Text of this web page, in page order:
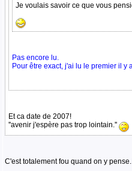
Je voulais savoir ce que vous
Pas encore lu.
Pour être exact, j'ai lu le premier il y
Et ca date de 2007!
''avenir j'espère pas trop lointain.''
C'est totalement fou quand on y